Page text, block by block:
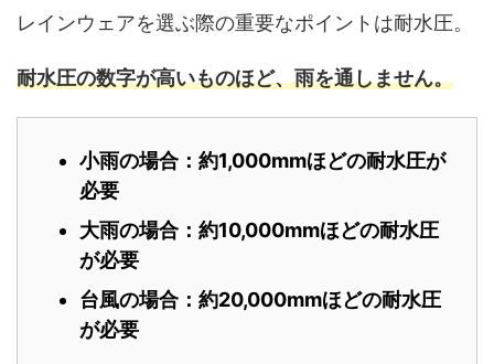
レインウェアを選ぶ際の重要なポイントは耐水圧。
耐水圧の数字が高いものほど、雨を通しません。
小雨の場合：約1,000mmほどの耐水圧が
必要
大雨の場合：約10,000mmほどの耐水圧
が必要
台風の場合：約20,000mmほどの耐水圧
が必要